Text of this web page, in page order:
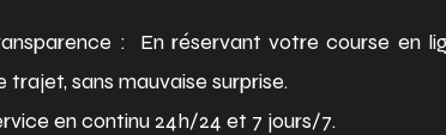
: En réservant votre course en
trajet, sans mauvaise surprise.
en continu 24h/24 et 7 jours/7.